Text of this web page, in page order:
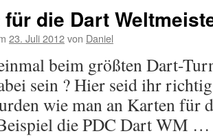
die Dart
23. Juli 2012von Daniel
beim größten Dart-
sein ? Hier seid ihr
wie man an Karten für
die PDC Dart WM